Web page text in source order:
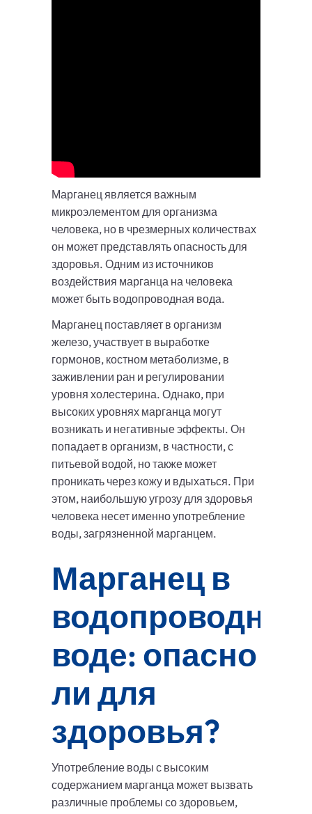
Марганец является важным
микроэлементом для организма
человека, но в чрезмерных количествах
он может представлять опасность для
здоровья. Одним из источников
воздействия марганца на человека
может быть водопроводная вода.
Марганец поставляет в организм
железо, участвует в выработке
гормонов, костном метаболизме, в
заживлении ран и регулировании
уровня холестерина. Однако, при
высоких уровнях марганца могут
возникать и негативные эффекты. Он
попадает в организм, в частности, с
питьевой водой, но также может
проникать через кожу и вдыхаться. При
этом, наибольшую угрозу для здоровья
человека несет именно употребление
воды, загрязненной марганцем.
Марганец в
водопроводной
воде: опасно
ли для
здоровья?
Употребление воды с высоким
содержанием марганца может вызвать
различные проблемы со здоровьем,